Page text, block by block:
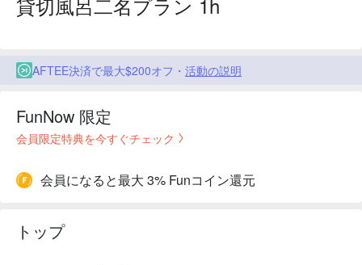
AFTEE決済で最大$200オフ・ 活動の説明
FunNow 限定
会員限定特典を今すぐチェック
会員になると最大 3% Funコイン還元
トップ